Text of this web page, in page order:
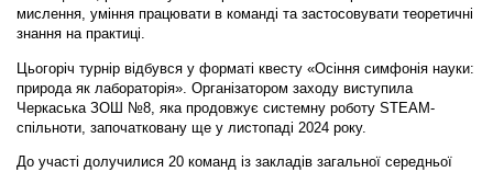
мислення, уміння працювати в команді та застосовувати теоретичні
знання на практиці.
Цьогоріч турнір відбувся у форматі квесту «Осіння симфонія науки:
природа як лабораторія» . Організатором заходу виступила
Черкаська ЗОШ №8, яка продовжує системну роботу STEAM-
спільноти, започатковану ще у листопаді 2024 року.
До участі долучилися 20 команд із закладів загальної середньої